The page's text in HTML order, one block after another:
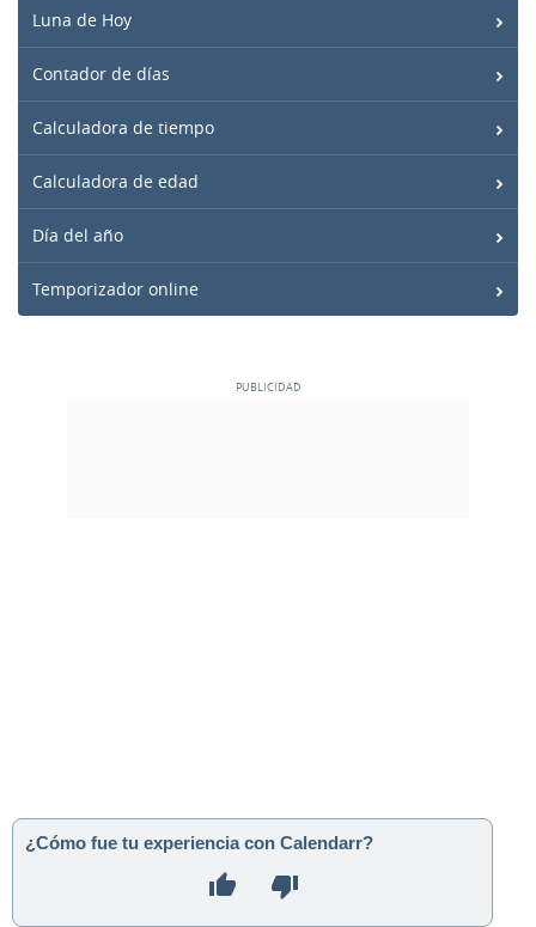
Luna de Hoy
Contador de días
Calculadora de tiempo
Calculadora de edad
Día del año
Temporizador online
¿Cómo fue tu experiencia con Calendarr?